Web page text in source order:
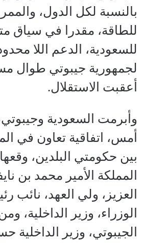
بالنسبة لكل الدول،
للطاقة، مقدرا في سياق
للسعودية، الدعم اللا
لجمهورية جيبوتي طوال
أعقبت الاستقلال.
وأبرمت السعودية
أمس، اتفاقية تعاون في
بين حكومتي البلدين،
المملكة الأمير محمد بن
العزيز، ولي العهد،
الوزراء، وزير الداخلية،
الجيبوتي، وزير